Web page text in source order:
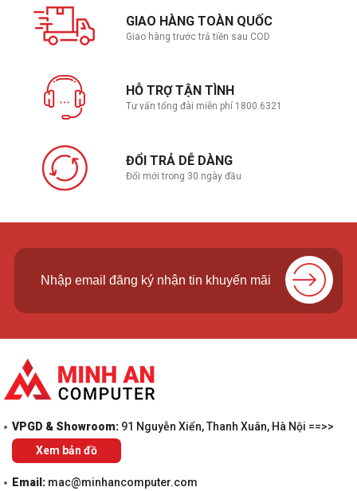
GIAO HÀNG TOÀN QUỐC
Giao hàng trước trả tiền sau COD
HỖ TRỢ TẬN TÌNH
Tư vấn tổng đài miễn phí 1800.6321
ĐỔI TRẢ DỄ DÀNG
Đổi mới trong 30 ngày đầu
VPGD & Showroom: 91 Nguyễn Xiển, Thanh Xuân, Hà Nội ==>>
Xem bản đồ
Email: mac@minhancomputer.com